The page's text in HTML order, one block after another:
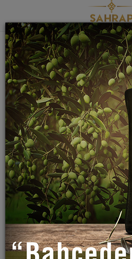
"Adaçayı
" etiketiyle eşleşen (1) tarif
bulundu.